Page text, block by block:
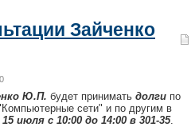
Зайченко
Ю.П. будет принимать долги по
сети" и по другим в
15 июля с 10:00 до 14:00 в 301-35.